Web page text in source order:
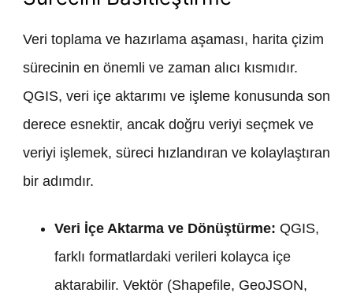
Veri toplama ve hazırlama aşaması, harita çizim
sürecinin en önemli ve zaman alıcı kısmıdır.
QGIS, veri içe aktarımı ve işleme konusunda son
derece esnektir, ancak doğru veriyi seçmek ve
veriyi işlemek, süreci hızlandıran ve kolaylaştıran
bir adımdır.
Veri İçe Aktarma ve Dönüştürme: QGIS,
farklı formatlardaki verileri kolayca içe
aktarabilir. Vektör (Shapefile, GeoJSON,